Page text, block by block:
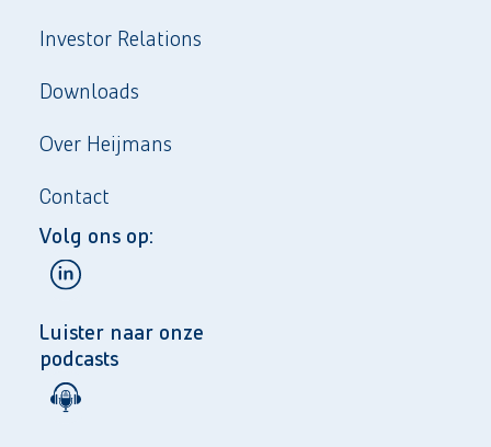
Investor Relations
Downloads
Over Heijmans
Contact
Volg ons op:
Luister naar onze
podcasts